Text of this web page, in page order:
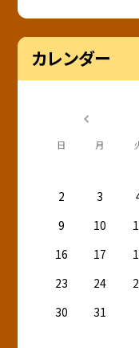
カレンダー
日 月
2
3
9
10
16
17
23
24
30
31